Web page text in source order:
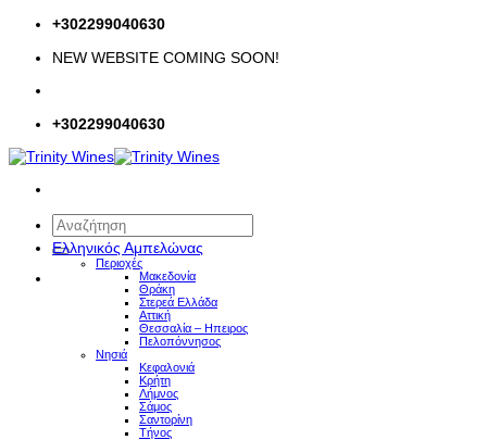
Μετάβαση
περιεχόμενο
+302299040630
NEW WEBSITE COMING SOON!
+302299040630
Αναζήτηση
για:
Ελληνικός Αμπελώνας
Περιοχές
Μακεδονία
Θράκη
Στερεά Ελλάδα
Αττική
Θεσσαλία – Hπειρος
Πελοπόννησος
Νησιά
Κεφαλονιά
Κρήτη
Λήμνος
Σάμος
Σαντορίνη
Τήνος